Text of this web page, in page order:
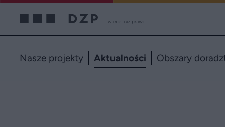
Nasze projekty Aktualności Obszary